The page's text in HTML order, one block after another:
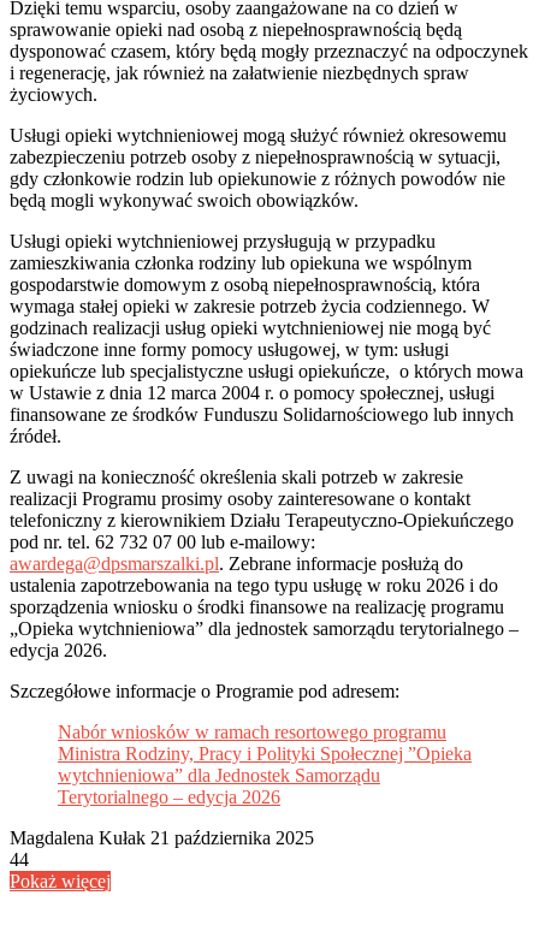
Dzięki temu wsparciu, osoby zaangażowane na co dzień w
sprawowanie opieki nad osobą z niepełnosprawnością będą
dysponować czasem, który będą mogły przeznaczyć na odpoczynek
i regenerację, jak również na załatwienie niezbędnych spraw
życiowych.
Usługi opieki wytchnieniowej mogą służyć również okresowemu
zabezpieczeniu potrzeb osoby z niepełnosprawnością w sytuacji,
gdy członkowie rodzin lub opiekunowie z różnych powodów nie
będą mogli wykonywać swoich obowiązków.
Usługi opieki wytchnieniowej przysługują w przypadku
zamieszkiwania członka rodziny lub opiekuna we wspólnym
gospodarstwie domowym z osobą niepełnosprawnością, która
wymaga stałej opieki w zakresie potrzeb życia codziennego. W
godzinach realizacji usług opieki wytchnieniowej nie mogą być
świadczone inne formy pomocy usługowej, w tym: usługi
opiekuńcze lub specjalistyczne usługi opiekuńcze, o których mowa
w Ustawie z dnia 12 marca 2004 r. o pomocy społecznej, usługi
finansowane ze środków Funduszu Solidarnościowego lub innych
źródeł.
Z uwagi na konieczność określenia skali potrzeb w zakresie
realizacji Programu prosimy osoby zainteresowane o kontakt
telefoniczny z kierownikiem Działu Terapeutyczno-Opiekuńczego
pod nr. tel. 62 732 07 00 lub e-mailowy:
awardega@dpsmarszalki.pl. Zebrane informacje posłużą do
ustalenia zapotrzebowania na tego typu usługę w roku 2026 i do
sporządzenia wniosku o środki finansowe na realizację programu
„Opieka wytchnieniowa” dla jednostek samorządu terytorialnego –
edycja 2026.
Szczegółowe informacje o Programie pod adresem:
Nabór wniosków w ramach resortowego programu
Ministra Rodziny, Pracy i Polityki Społecznej ”Opieka
wytchnieniowa” dla Jednostek Samorządu
Terytorialnego – edycja 2026
Magdalena Kułak Send
21 października 2025
44
Pokaż więcej